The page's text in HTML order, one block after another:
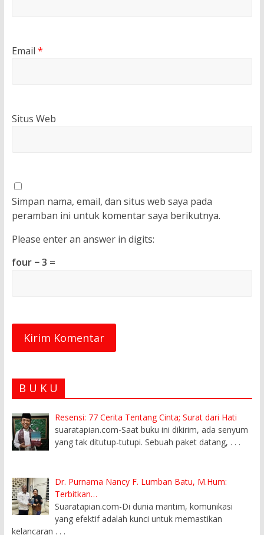
Email *
Situs Web
Simpan nama, email, dan situs web saya pada
peramban ini untuk komentar saya berikutnya.
Please enter an answer in digits:
four − 3 =
B U K U
Resensi: 77 Cerita Tentang Cinta; Surat dari Hati
suaratapian.com-Saat buku ini dikirim, ada senyum
yang tak ditutup-tutupi. Sebuah paket datang, . . .
Dr. Purnama Nancy F. Lumban Batu, M.Hum:
Terbitkan…
Suaratapian.com-Di dunia maritim, komunikasi
yang efektif adalah kunci untuk memastikan
kelancaran . . .